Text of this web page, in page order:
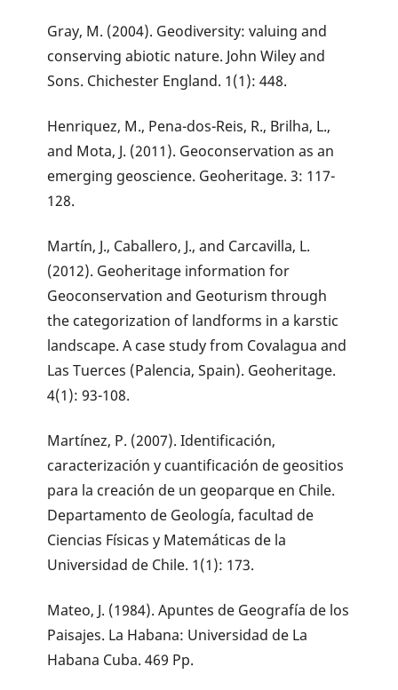
Gray, M. (2004). Geodiversity: valuing and
conserving abiotic nature. John Wiley and
Sons. Chichester England. 1(1): 448.
Henriquez, M., Pena-dos-Reis, R., Brilha, L.,
and Mota, J. (2011). Geoconservation as an
emerging geoscience. Geoheritage. 3: 117-
128.
Martín, J., Caballero, J., and Carcavilla, L.
(2012). Geoheritage information for
Geoconservation and Geoturism through
the categorization of landforms in a karstic
landscape. A case study from Covalagua and
Las Tuerces (Palencia, Spain). Geoheritage.
4(1): 93-108.
Martínez, P. (2007). Identificación,
caracterización y cuantificación de geositios
para la creación de un geoparque en Chile.
Departamento de Geología, facultad de
Ciencias Físicas y Matemáticas de la
Universidad de Chile. 1(1): 173.
Mateo, J. (1984). Apuntes de Geografía de los
Paisajes. La Habana: Universidad de La
Habana Cuba. 469 Pp.